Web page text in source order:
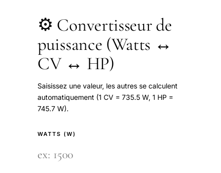
⚙️ Convertisseur de
puissance (Watts ↔
CV ↔ HP)
Saisissez une valeur, les autres se calculent
automatiquement (1 CV = 735.5 W, 1 HP =
745.7 W).
WATTS (W)